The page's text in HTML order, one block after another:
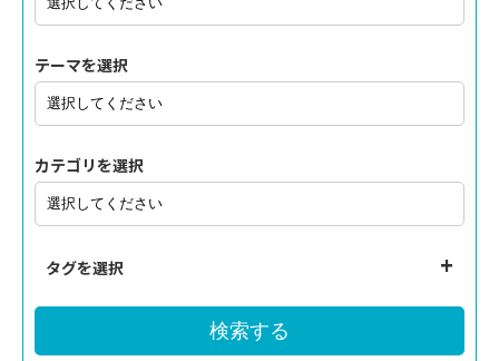
テーマを選択
カテゴリを選択
タグを選択
検索する